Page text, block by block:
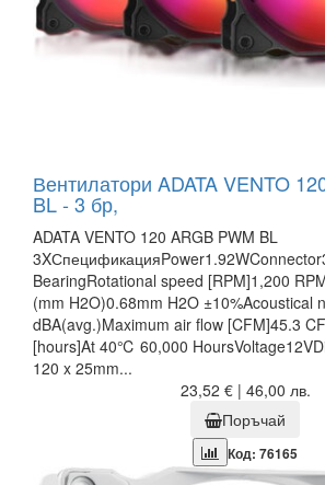
Вентилатори ADATA VENTO
BL - 3 бр,
ADATA VENTO 120 ARGB PWM BL
BearingRotational speed [RPM]1,200
(mm H2O)0.68mm H2O ±10%Acoustical
dBA(avg.)Maximum air flow [CFM]45.3
[hours]At 40℃ 60,000
120 x 25mm...
23,52 € | 46,00 лв.
Поръчай
Код: 76165